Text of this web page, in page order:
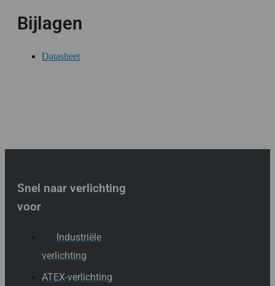
Bijlagen
Datasheet
Snel naar verlichting
voor
Industriële
verlichting
ATEX-verlichting